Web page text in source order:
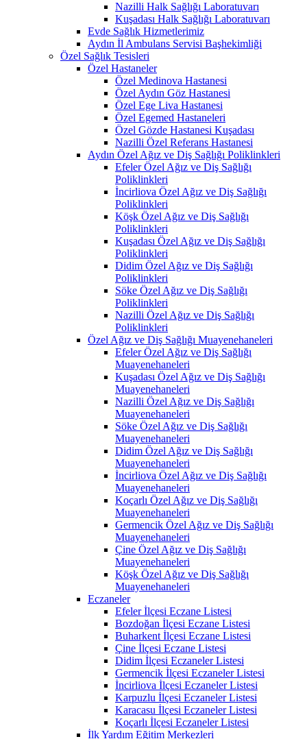
Nazilli Halk Sağlığı Laboratuvarı
Kuşadası Halk Sağlığı Laboratuvarı
Evde Sağlık Hizmetlerimiz
Aydın İl Ambulans Servisi Başhekimliği
Özel Sağlık Tesisleri
Özel Hastaneler
Özel Medinova Hastanesi
Özel Aydın Göz Hastanesi
Özel Ege Liva Hastanesi
Özel Egemed Hastaneleri
Özel Gözde Hastanesi Kuşadası
Nazilli Özel Referans Hastanesi
Aydın Özel Ağız ve Diş Sağlığı Poliklinkleri
Efeler Özel Ağız ve Diş Sağlığı
Poliklinkleri
İncirliova Özel Ağız ve Diş Sağlığı
Poliklinkleri
Köşk Özel Ağız ve Diş Sağlığı
Poliklinkleri
Kuşadası Özel Ağız ve Diş Sağlığı
Poliklinkleri
Didim Özel Ağız ve Diş Sağlığı
Poliklinkleri
Söke Özel Ağız ve Diş Sağlığı
Poliklinkleri
Nazilli Özel Ağız ve Diş Sağlığı
Poliklinkleri
Özel Ağız ve Diş Sağlığı Muayenehaneleri
Efeler Özel Ağız ve Diş Sağlığı
Muayenehaneleri
Kuşadası Özel Ağız ve Diş Sağlığı
Muayenehaneleri
Nazilli Özel Ağız ve Diş Sağlığı
Muayenehaneleri
Söke Özel Ağız ve Diş Sağlığı
Muayenehaneleri
Didim Özel Ağız ve Diş Sağlığı
Muayenehaneleri
İncirliova Özel Ağız ve Diş Sağlığı
Muayenehaneleri
Koçarlı Özel Ağız ve Diş Sağlığı
Muayenehaneleri
Germencik Özel Ağız ve Diş Sağlığı
Muayenehaneleri
Çine Özel Ağız ve Diş Sağlığı
Muayenehaneleri
Köşk Özel Ağız ve Diş Sağlığı
Muayenehaneleri
Eczaneler
Efeler İlçesi Eczane Listesi
Bozdoğan İlçesi Eczane Listesi
Buharkent İlçesi Eczane Listesi
Çine İlçesi Eczane Listesi
Didim İlçesi Eczaneler Listesi
Germencik İlçesi Eczaneler Listesi
İncirliova İlçesi Eczaneler Listesi
Karpuzlu İlçesi Eczaneler Listesi
Karacasu İlçesi Eczaneler Listesi
Koçarlı İlçesi Eczaneler Listesi
İlk Yardım Eğitim Merkezleri